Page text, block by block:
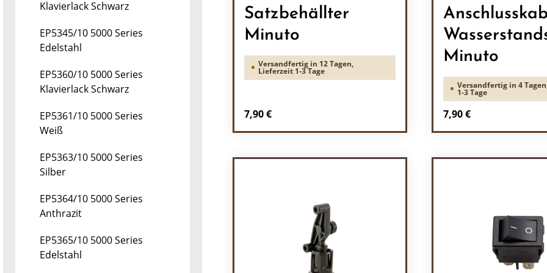
Klavierlack Schwarz
EP5345/10 5000 Series
Edelstahl
EP5360/10 5000 Series
Klavierlack Schwarz
EP5361/10 5000 Series
Weiß
EP5363/10 5000 Series
Silber
EP5364/10 5000 Series
Anthrazit
EP5365/10 5000 Series
Edelstahl
Satzbehällter
Minuto
Versandfertig in 12 Tagen,
Lieferzeit 1-3 Tage
Regulärer Preis:
7,90 €
Minuto
Versandfertig in 4
1-3 Tage
Regulärer Preis:
7,90 €